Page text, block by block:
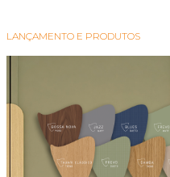
LANÇAMENTO E PRODUTOS